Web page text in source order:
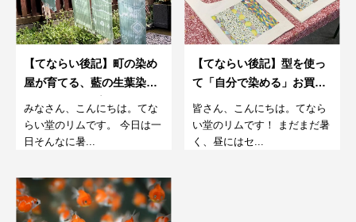
【てならい後記】町の染め
屋が育てる、藍の生葉染め
ワークショップ。8月
みなさん、こんにちは。てな
らい堂のリムです。 今日は一
日そんなに暑...
【てならい後記】型を使っ
て「自分で染める」お買い
物袋。8月
皆さん、こんにちは。てなら
い堂のリムです！ まだまだ暑
く、昼にはセ...